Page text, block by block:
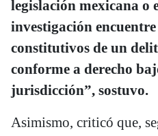
legislación mexicana o
investigación
constitutivos de un
conforme a derecho
jurisdicción”, sostuvo.
Asimismo, criticó que,